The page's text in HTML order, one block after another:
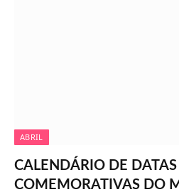
ABRIL
CALENDÁRIO DE DATAS
COMEMORATIVAS DO